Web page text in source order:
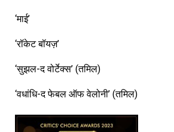
‘माई’
‘रॉकेट बॉयज़’
‘सुझल-द वोर्टेक्स’ (तमिल)
‘वधांधि-द फेबल ऑफ वेलोनी’ (तमिल)